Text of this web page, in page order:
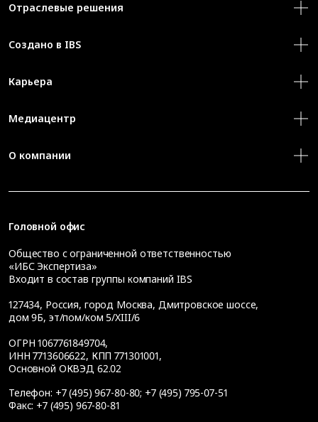
Отраслевые решения
Создано в IBS
Карьера
Медиацентр
О компании
Головной офис
Общество с ограниченной ответственностью
«ИБС Экспертиза»
Входит в состав группы компаний IBS
127434, Россия, город Москва, Дмитровское шоссе,
дом 9Б, эт/пом/ком 5/XIII/6
ОГРН 1067761849704,
ИНН 7713606622, КПП 771301001,
Основной ОКВЭД 62.02
Телефон: +7 (495) 967-80-80; +7 (495) 795-07-51
Факс: +7 (495) 967-80-81